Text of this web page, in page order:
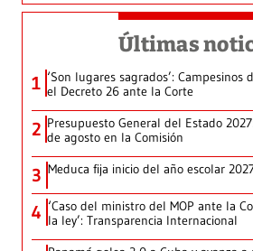
Últimas
1 ‘Son lugares sagrados’: Campesinos
el Decreto 26 ante la Corte
2 Presupuesto General del Estado
de agosto en la Comisión
3 Meduca fija inicio del año escolar
4 ‘Caso del ministro del MOP ante la
la ley’: Transparencia Internacional